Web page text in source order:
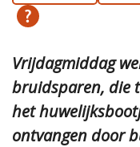
Vrijdagmiddag
bruidsparen, die
het
ontvangen door